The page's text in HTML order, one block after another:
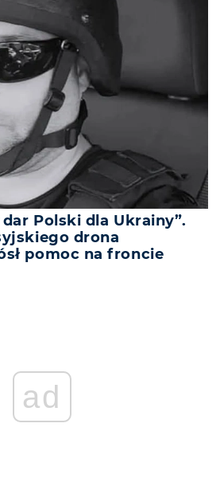
Polski dla Ukrainy”.
drona
pomoc na froncie
ad